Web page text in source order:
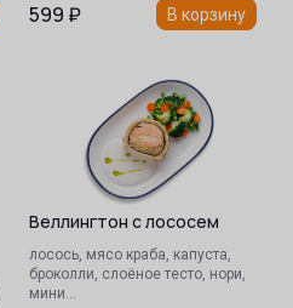
599 ₽ В корзину
Веллингтон с лососем
лосось, мясо краба, капуста,
броколли, слоёное тесто, нори,
мини…